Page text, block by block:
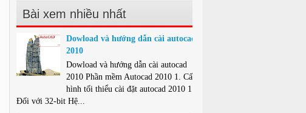
Bài xem nhiều nhất
Dowload và hướng dẫn cài autocad
2010
Dowload và hướng dẫn cài autocad
2010 Phần mềm Autocad 2010 1. Cấu
hình tối thiểu cài đặt autocad 2010 1.1.
Đối với 32-bit Hệ...